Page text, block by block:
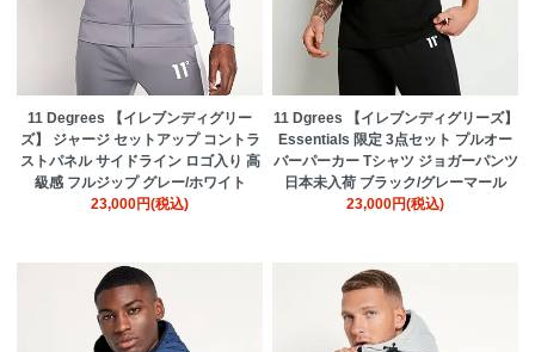
11 Degrees 【イレブンディグリー
ズ】 ジャージ セットアップ コントラ
ストパネル サイドライン ロゴ入り 高
級感 フルジップ グレー/ホワイト
23,000円(税込)
11 Dgrees 【イレブンディグリーズ】
Essentials 限定 3点セット プルオー
バーパーカー Tシャツ ジョガーパンツ
日本未入荷 ブラック/グレーマール
23,000円(税込)